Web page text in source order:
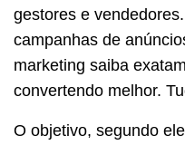
gestores e
campanhas de
marketing saiba
convertendo melhor.
O objetivo, segundo